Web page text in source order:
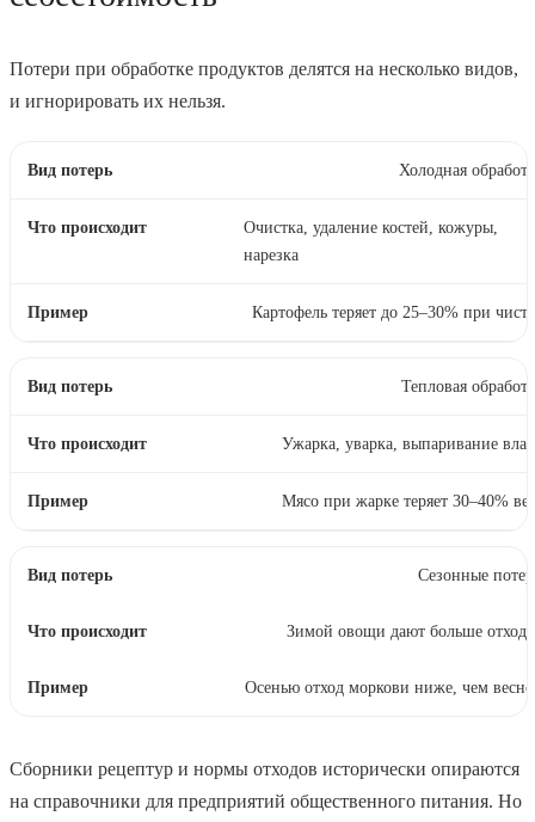
Потери при обработке продуктов делятся на несколько видов,
и игнорировать их нельзя.
Холодная
Очистка, удаление костей, кожуры,
нарезка
Картофель теряет до 25–30% при
Тепловая
Ужарка, уварка, выпаривание
Мясо при жарке теряет 30–40%
Сезонные
Зимой овощи дают больше
Осенью отход моркови ниже, чем
Сборники рецептур и нормы отходов исторически опираются
на справочники для предприятий общественного питания. Но